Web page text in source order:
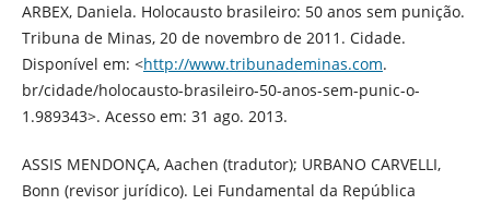
ARBEX, Daniela. Holocausto brasileiro: 50 anos sem punição.
Tribuna de Minas, 20 de novembro de 2011. Cidade.
Disponível em: <http://www.tribunademinas.com.
br/cidade/holocausto-brasileiro-50-anos-sem-punic-o-
1.989343>. Acesso em: 31 ago. 2013.
ASSIS MENDONÇA, Aachen (tradutor); URBANO CARVELLI,
Bonn (revisor jurídico). Lei Fundamental da República